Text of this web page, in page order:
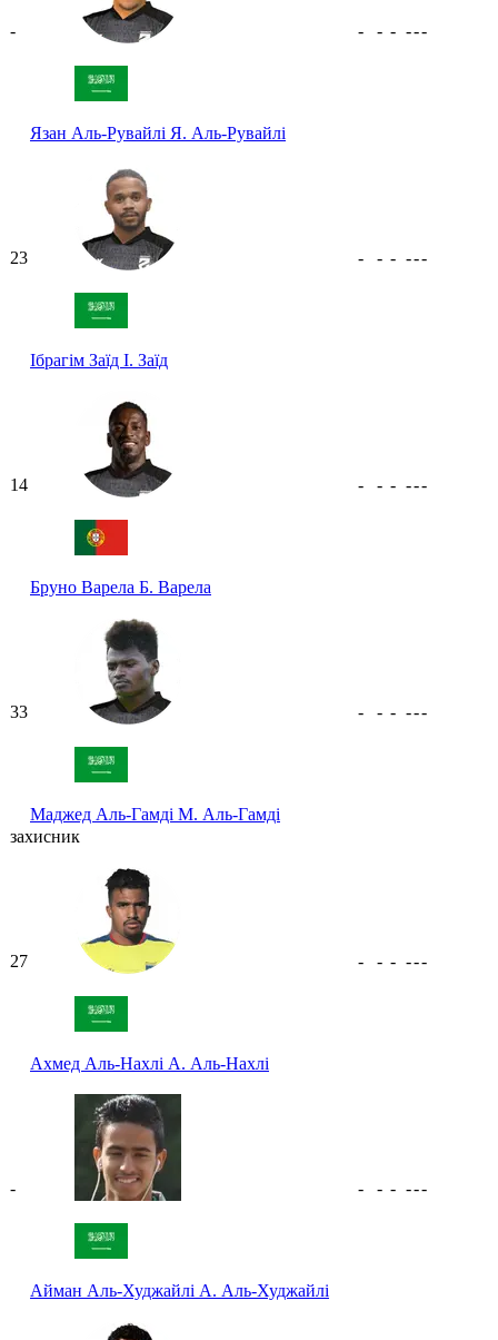
-
Язан Аль-Рувайлі Я. Аль-Рувайлі
- - - ---
23
Ібрагім Заїд І. Заїд
- - - ---
14
Бруно Варела Б. Варела
- - - ---
33
Маджед Аль-Гамді М. Аль-Гамді
- - - ---
захисник
27
Ахмед Аль-Нахлі А. Аль-Нахлі
- - - ---
-
Айман Аль-Худжайлі А. Аль-Худжайлі
- - - ---